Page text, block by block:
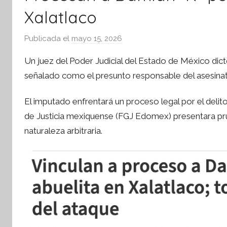
Xalatlaco
Publicada el mayo 15, 2026
r
S
n
t
s
I
n
Un juez del Poder Judicial del Estado de México
señalado como el presunto responsable del
El imputado enfrentará un proceso legal por el
de Justicia mexiquense (FGJ Edomex) presentara
naturaleza arbitraria.